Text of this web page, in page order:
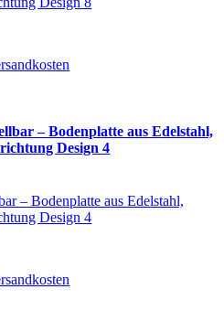
– Bodenplatte aus Edelstahl,
Design 4
– Bodenplatte aus Edelstahl,
Design 4